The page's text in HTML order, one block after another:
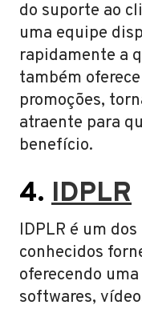
do suporte ao
uma equipe
rapidamente a
também
promoções,
atraente para
benefício.
4. IDPLR
IDPLR é um
conhecidos
oferecendo
softwares,